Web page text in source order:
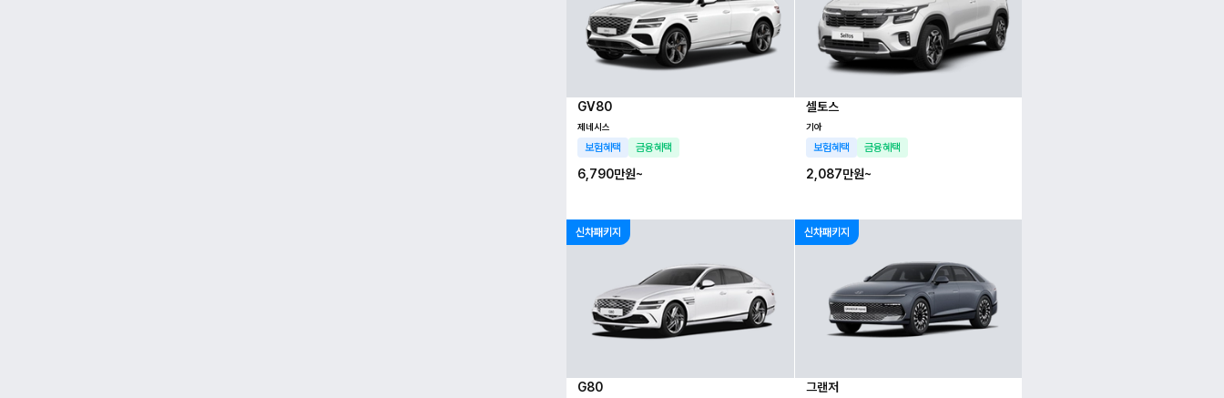
GV80
제네시스
보험혜택 금융혜택
6,790만원~
셀토스
기아
보험혜택 금융혜택
2,087만원~
신차패키지
G80
신차패키지
그랜저